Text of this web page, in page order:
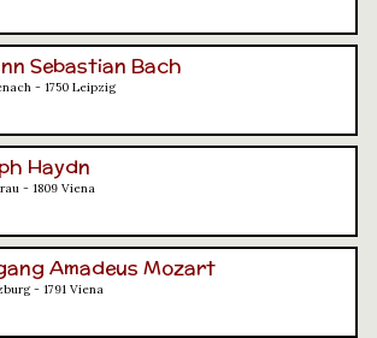
Sebastian Bach
- 1750 Leipzig
Haydn
- 1809 Viena
Amadeus Mozart
- 1791 Viena